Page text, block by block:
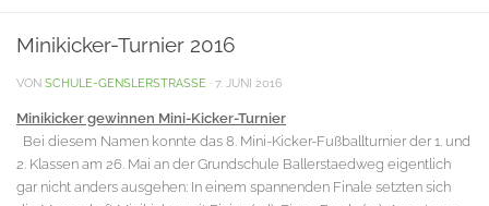
Minikicker-Turnier 2016
VON SCHULE-GENSLERSTRASSE · 7. JUNI 2016
Minikicker gewinnen Mini-Kicker-Turnier
Bei diesem Namen konnte das 8. Mini-Kicker-Fußballturnier der 1. und
2. Klassen am 26. Mai an der Grundschule Ballerstaedweg eigentlich
gar nicht anders ausgehen: In einem spannenden Finale setzten sich